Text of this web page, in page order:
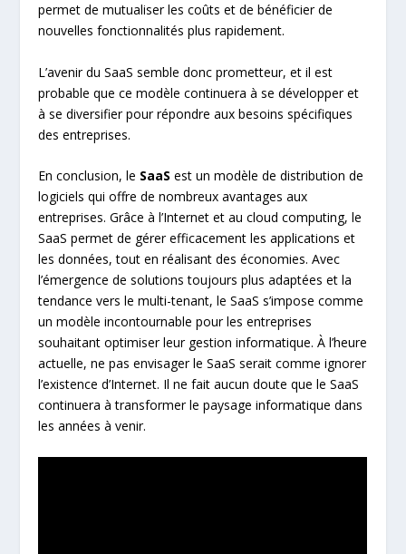
permet de mutualiser les coûts et de bénéficier de
nouvelles fonctionnalités plus rapidement.
L’avenir du SaaS semble donc prometteur, et il est
probable que ce modèle continuera à se développer et
à se diversifier pour répondre aux besoins spécifiques
des entreprises.
En conclusion, le SaaS est un modèle de distribution de
logiciels qui offre de nombreux avantages aux
entreprises. Grâce à l’Internet et au cloud computing, le
SaaS permet de gérer efficacement les applications et
les données, tout en réalisant des économies. Avec
l’émergence de solutions toujours plus adaptées et la
tendance vers le multi-tenant, le SaaS s’impose comme
un modèle incontournable pour les entreprises
souhaitant optimiser leur gestion informatique. À l’heure
actuelle, ne pas envisager le SaaS serait comme ignorer
l’existence d’Internet. Il ne fait aucun doute que le SaaS
continuera à transformer le paysage informatique dans
les années à venir.